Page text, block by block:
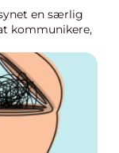
en særlig
kommunikere,